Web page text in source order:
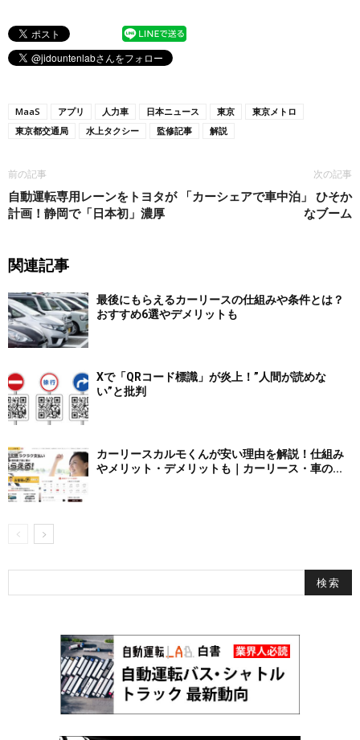
MaaS アプリ 人力車 日本ニュース 東京
東京メトロ
東京都交通局
水上タクシー 監修記事 解説
前の記事
自動運転専用レーンをトヨタが
計画！静岡で「日本初」濃厚
次の記事
「カーシェアで車中泊」 ひそか
なブーム
関連記事
最後にもらえるカーリースの仕組みや条件とは？
おすすめ6選やデメリットも
Xで「QRコード標識」が炎上！”人間が読めな
い”と批判
カーリースカルモくんが安い理由を解説！仕組み
やメリット・デメリットも｜カーリース・車の...